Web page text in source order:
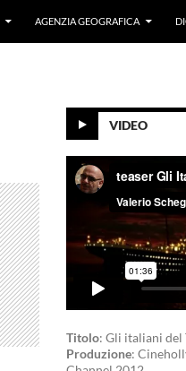
AGENZIA GEOGRAFICA
VIDEO
Titolo: Gli italiani del
Produzione: